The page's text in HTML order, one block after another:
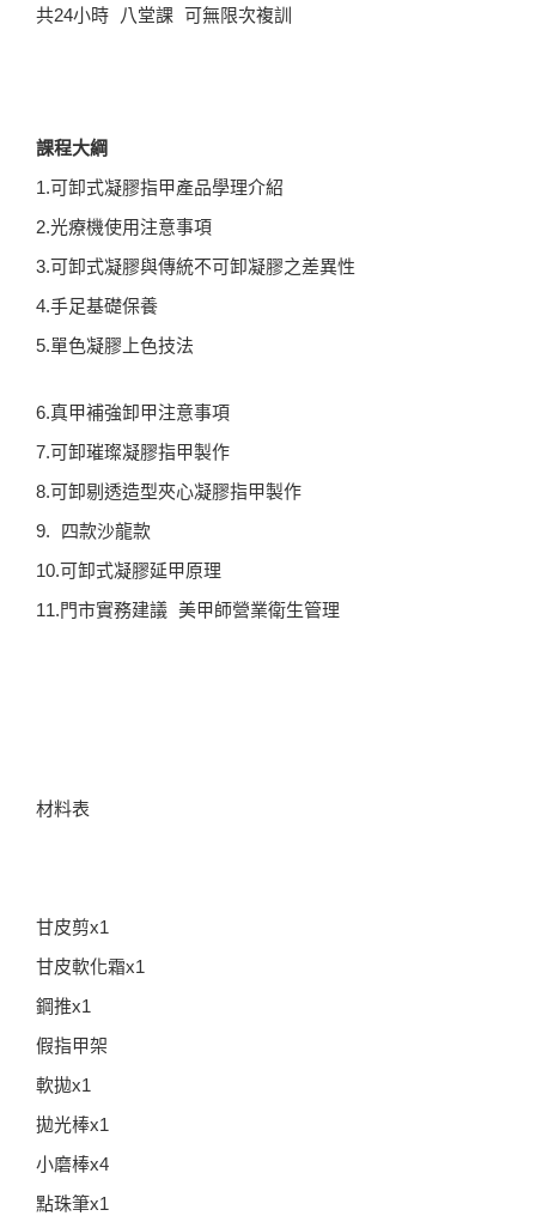
共24小時 八堂課 可無限次複訓
課程大綱
1.可卸式凝膠指甲產品學理介紹
2.光療機使用注意事項
3.可卸式凝膠與傳統不可卸凝膠之差異性
4.手足基礎保養
5.單色凝膠上色技法
6.真甲補強卸甲注意事項
7.可卸璀璨凝膠指甲製作
8.可卸剔透造型夾心凝膠指甲製作
9. 四款沙龍款
10.可卸式凝膠延甲原理
11.門市實務建議 美甲師營業衛生管理
材料表
甘皮剪x1
甘皮軟化霜x1
鋼推x1
假指甲架
軟拋x1
拋光棒x1
小磨棒x4
點珠筆x1